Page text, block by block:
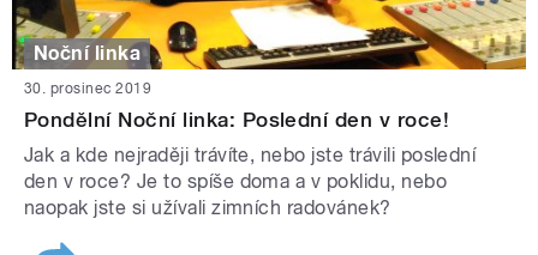
Noční linka
30. prosinec 2019
Pondělní Noční linka: Poslední den v roce!
Jak a kde nejraději trávíte, nebo jste trávili poslední
den v roce? Je to spíše doma a v poklidu, nebo
naopak jste si užívali zimních radovánek?